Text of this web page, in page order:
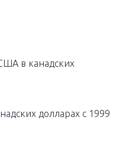
в канадских
долларах с 1999